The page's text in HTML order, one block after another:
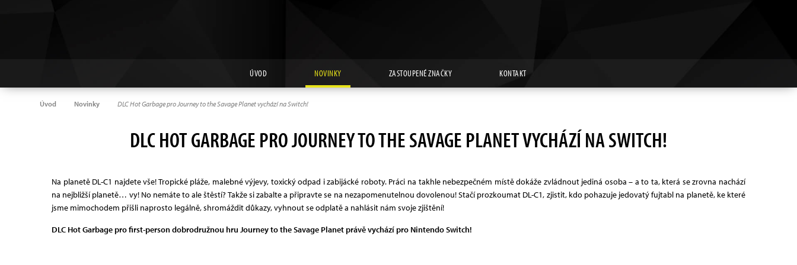
ÚVOD NOVINKY ZASTOUPENÉ ZNAČKY KONTAKT
Úvod Novinky DLC Hot Garbage pro Journey to the Savage Planet vychází na Switch!
DLC HOT GARBAGE PRO JOURNEY TO THE SAVAGE PLANET VYCHÁZÍ NA SWITCH!
Na planetě DL-C1 najdete vše! Tropické pláže, malebné výjevy, toxický odpad i zabijácké roboty. Práci na takhle nebezpečném místě dokáže zvládnout jediná osoba – a to ta, která se zrovna nachází
na nejbližší planetě… vy! No nemáte to ale štěstí? Takže si zabalte a připravte se na nezapomenutelnou dovolenou! Stačí prozkoumat DL-C1, zjistit, kdo pohazuje jedovatý fujtabl na planetě, ke které
jsme mimochodem přišli naprosto legálně, shromáždit důkazy, vyhnout se odplatě a nahlásit nám svoje zjištění!
DLC Hot Garbage pro first-person dobrodružnou hru Journey to the Savage Planet právě vychází pro Nintendo Switch!